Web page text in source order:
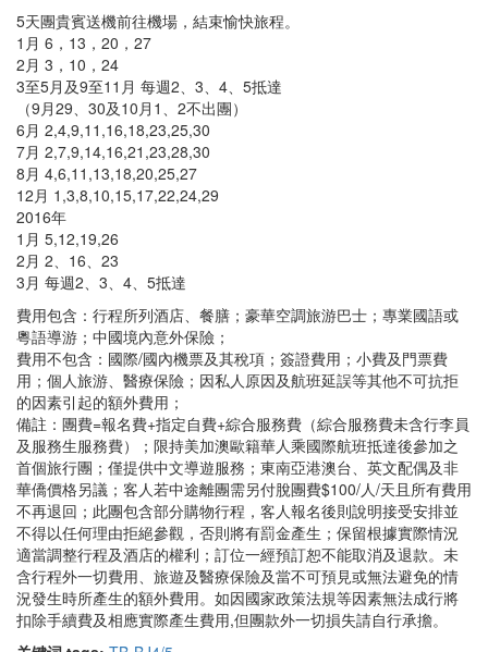
5天團貴賓送機前往機場，結束愉快旅程。
1月 6，13，20，27
2月 3，10，24
3至5月及9至11月 每週2、3、4、5抵達
（9月29、30及10月1、2不出團）
6月 2,4,9,11,16,18,23,25,30
7月 2,7,9,14,16,21,23,28,30
8月 4,6,11,13,18,20,25,27
12月 1,3,8,10,15,17,22,24,29
2016年
1月 5,12,19,26
2月 2、16、23
3月 每週2、3、4、5抵達
費用包含：行程所列酒店、餐膳；豪華空調旅游巴士；專業國語或
粵語導游；中國境內意外保險；
費用不包含：國際/國內機票及其稅項；簽證費用；小費及門票費
用；個人旅游、醫療保險；因私人原因及航班延誤等其他不可抗拒
的因素引起的額外費用；
備註：團費=報名費+指定自費+綜合服務費（綜合服務費未含行李員
及服務生服務費）；限持美加澳歐籍華人乘國際航班抵達後參加之
首個旅行團；僅提供中文導遊服務；東南亞港澳台、英文配偶及非
華僑價格另議；客人若中途離團需另付脫團費$100/人/天且所有費用
不再退回；此團包含部分購物行程，客人報名後則說明接受安排並
不得以任何理由拒絕參觀，否則將有罰金產生；保留根據實際情況
適當調整行程及酒店的權利；訂位一經預訂恕不能取消及退款。未
含行程外一切費用、旅遊及醫療保險及當不可預見或無法避免的情
況發生時所產生的額外費用。如因國家政策法規等因素無法成行將
扣除手續費及相應實際產生費用,但團款外一切損失請自行承擔。